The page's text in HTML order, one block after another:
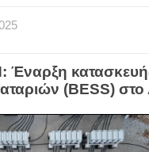
Έναρξη
(BESS) στο